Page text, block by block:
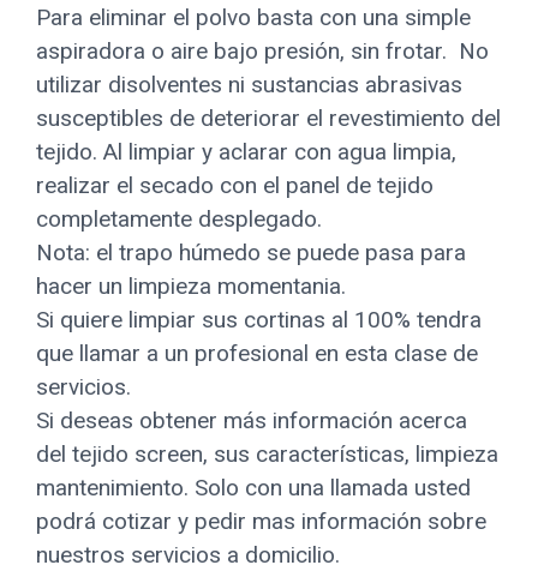
Para eliminar el polvo basta con una simple
aspiradora o aire bajo presión, sin frotar. No
utilizar disolventes ni sustancias abrasivas
susceptibles de deteriorar el revestimiento del
tejido. Al limpiar y aclarar con agua limpia,
realizar el secado con el panel de tejido
completamente desplegado.
Nota: el trapo húmedo se puede pasa para
hacer un limpieza momentania.
Si quiere limpiar sus cortinas al 100% tendra
que llamar a un profesional en esta clase de
servicios.
Si deseas obtener más información acerca
del tejido screen, sus características, limpieza
mantenimiento. Solo con una llamada usted
podrá cotizar y pedir mas información sobre
nuestros servicios a domicilio.